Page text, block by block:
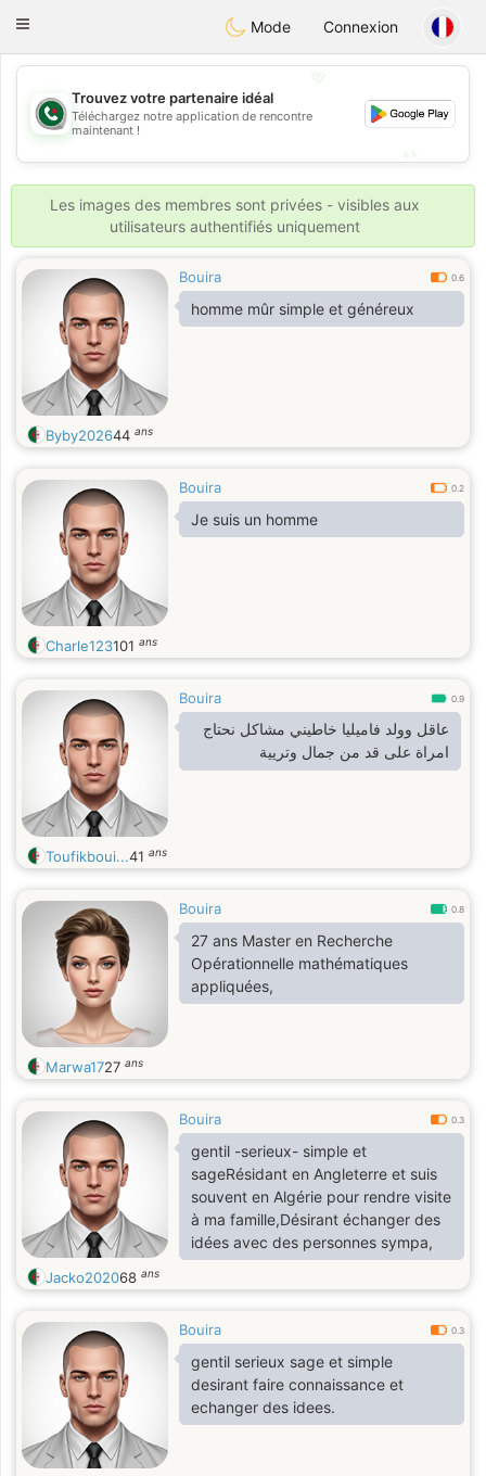
Weshrak
Toggle
Mode Connexion
💖
💕
Trouvez votre partenaire idéal
Téléchargez notre application de rencontre
maintenant !
Les images des membres sont privées - visibles aux
utilisateurs authentifiés uniquement
Bouira 0.6
homme mûr simple et généreux
Byby202644 ans
Bouira 0.2
Je suis un homme
Charle123101 ans
Bouira 0.9
عاقل وولد فاميليا خاطيني مشاكل نحتاج
امراة على قد من جمال وتريية
Toufikboui...41 ans
Bouira 0.8
27 ans Master en Recherche
Opérationnelle mathématiques
appliquées,
Marwa1727 ans
Bouira 0.3
gentil -serieux- simple et
sageRésidant en Angleterre et suis
souvent en Algérie pour rendre visite
à ma famille,Désirant échanger des
idées avec des personnes sympa,
Jacko202068 ans
Bouira 0.3
gentil serieux sage et simple
desirant faire connaissance et
echanger des idees.